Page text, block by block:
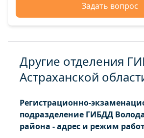
Задать вопрос
Другие отделения
Астраханской
Регистрационно-
подразделение ГИБДД
района - адрес и режим